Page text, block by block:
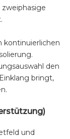
kontinuierlichen
den
bringt,
und